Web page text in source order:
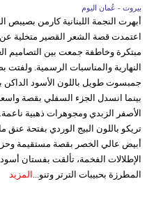
بيروت - عُمان اليوم
أبهرت النجمة اللبنانية كارمن
اعتمدت قصة الشعر القصير متخلية عن
مبتكرة وخاطفة جمعت بين التصاميم
النهارية والمناسبات الرسمية. ولفتت
جمبسوت طويل باللون الأسود
بينما انسدل الجزء السفلي بقصة
الأصفر الزبدي ومجوهرات ذهبية
تريكو باللون البيج الوردي بفتحة
أبيض عالي الخصر بقصة مستقيمة
الإطلالات الفخمة، تألقت بفستان
المطرزة بحبيبات الترتر وتنو... المزيد